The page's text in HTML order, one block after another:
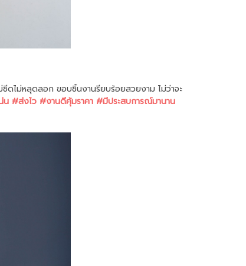
ไม่หลุดลอก ขอบชิ้นงานรียบร้อยสวยงาม ไม่ว่าจะ
น #ส่งไว #งานดีคุ้มราคา #มีประสบการณ์มานาน